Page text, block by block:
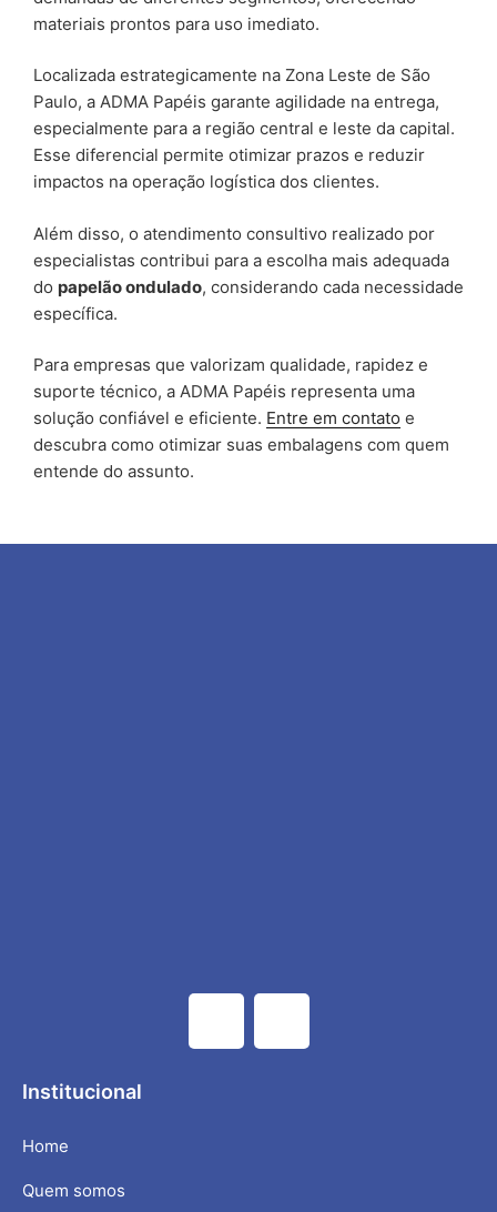
materiais prontos para uso imediato.
Localizada estrategicamente na Zona Leste de São
Paulo, a ADMA Papéis garante agilidade na entrega,
especialmente para a região central e leste da capital.
Esse diferencial permite otimizar prazos e reduzir
impactos na operação logística dos clientes.
Além disso, o atendimento consultivo realizado por
especialistas contribui para a escolha mais adequada
do papelão ondulado, considerando cada necessidade
específica.
Para empresas que valorizam qualidade, rapidez e
suporte técnico, a ADMA Papéis representa uma
solução confiável e eficiente. Entre em contato e
descubra como otimizar suas embalagens com quem
entende do assunto.
Institucional
Home
Quem somos